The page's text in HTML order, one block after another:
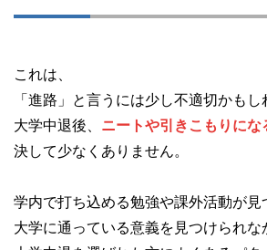
これは、
「進路」と言うには少し不適切かもし
大学中退後、 ニートや引きこもりにな
決して少なくありません。
学内で打ち込める勉強や課外活動が見
大学に通っている意義を見つけられ